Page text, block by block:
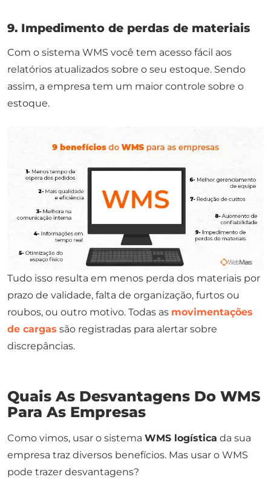
9. Impedimento de perdas de materiais
Com o sistema WMS você tem acesso fácil aos
relatórios atualizados sobre o seu estoque. Sendo
assim, a empresa tem um maior controle sobre o
estoque.
Tudo isso resulta em menos perda dos materiais por
prazo de validade, falta de organização, furtos ou
roubos, ou outro motivo. Todas as movimentações
de cargas são registradas para alertar sobre
discrepâncias.
Quais As Desvantagens Do WMS
Para As Empresas
Como vimos, usar o sistema WMS logística da sua
empresa traz diversos benefícios. Mas usar o WMS
pode trazer desvantagens?